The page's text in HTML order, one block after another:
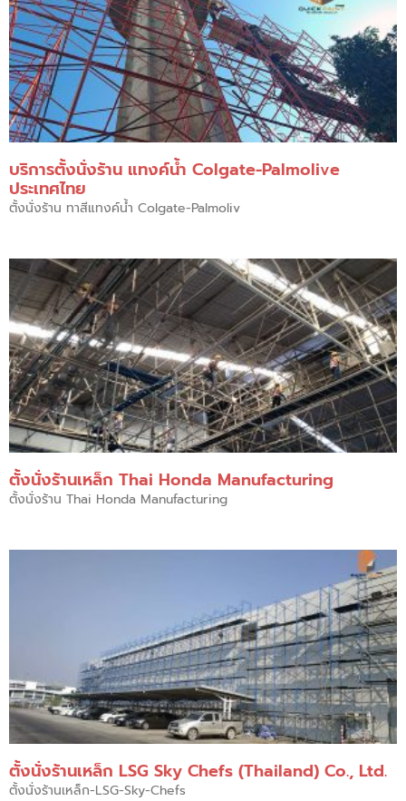
บริการตั้งนั่งร้าน แทงค์น้ำ Colgate-Palmolive
ประเทศไทย
ตั้งนั่งร้าน ทาสีแทงค์น้ำ Colgate-Palmoliv
ตั้งนั่งร้านเหล็ก Thai Honda Manufacturing
ตั้งนั่งร้าน Thai Honda Manufacturing
ตั้งนั่งร้านเหล็ก LSG Sky Chefs (Thailand) Co., Ltd.
ตั้งนั่งร้านเหล็ก-LSG-Sky-Chefs